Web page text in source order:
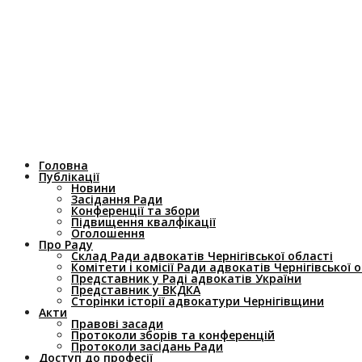
Головна
Публікації
Новини
Засідання Ради
Конференції та збори
Підвищення квалфікації
Оголошення
Про Раду
Склад Ради адвокатів Чернігівської області
Комітети і комісії Ради адвокатів Чернігівської
Представник у Раді адвокатів України
Представник у ВКДКА
Сторінки історії адвокатури Чернігівщини
Акти
Правові засади
Протоколи зборів та конференцій
Протоколи засідань Ради
Доступ до професії